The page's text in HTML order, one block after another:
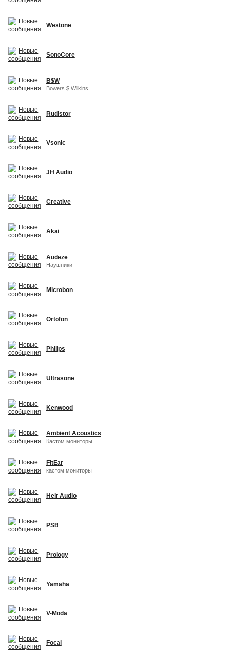
Westone
SonoCore
B$W
Bowers $ Wilkins
Rudistor
Vsonic
JH Audio
Creative
Akai
Audeze
Наушники
Microbon
Ortofon
Philips
Ultrasone
Kenwood
Ambient Acoustics
Кастом мониторы
FitEar
кастом мониторы
Heir Audio
PSB
Prology
Yamaha
V-Moda
Focal